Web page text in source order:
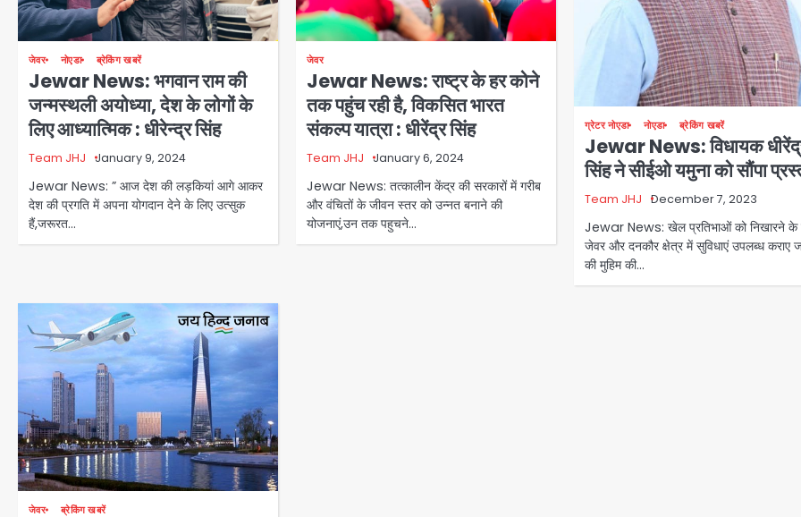
जेवर नोएडा ब्रेकिंग खबरें
Jewar News: भगवान राम की
जन्मस्थली अयोध्या, देश के लोगों के
लिए आध्यात्मिक : धीरेन्द्र सिंह
Team JHJ January 9, 2024
Jewar News: ” आज देश की लड़कियां आगे आकर
देश की प्रगति में अपना योगदान देने के लिए उत्सुक
हैं,जरूरत…
जेवर
Jewar News: राष्ट्र के हर कोने
तक पहुंच रही है, विकसित भारत
संकल्प यात्रा : धीरेंद्र सिंह
Team JHJ January 6, 2024
Jewar News: तत्कालीन केंद्र की सरकारों में गरीब
और वंचितों के जीवन स्तर को उन्नत बनाने की
योजनाएं,उन तक पहुचने…
ग्रेटर नोएडा नोएडा ब्रेकिंग खबरें
Jewar News: विधायक
सिंह ने सीईओ यमुना को सौंपा
Team JHJ December 7, 2023
Jewar News: खेल प्रतिभाओं को निखारने के
जेवर और दनकौर क्षेत्र में सुविधाएं उपलब्ध कराए
की मुहिम की…
जेवर ब्रेकिंग खबरें